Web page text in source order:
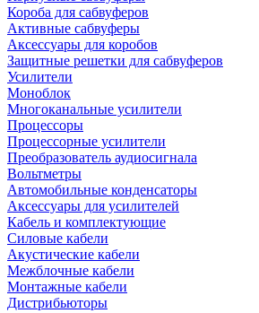
Короба для сабвуферов
Активные сабвуферы
Аксессуары для коробов
Защитные решетки для сабвуферов
Усилители
Моноблок
Многоканальные усилители
Процессоры
Процессорные усилители
Преобразователь аудиосигнала
Вольтметры
Автомобильные конденсаторы
Аксессуары для усилителей
Кабель и комплектующие
Силовые кабели
Акустические кабели
Межблочные кабели
Монтажные кабели
Дистрибьюторы